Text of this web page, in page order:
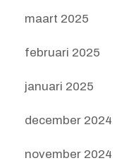
maart 2025
februari 2025
januari 2025
december 2024
november 2024